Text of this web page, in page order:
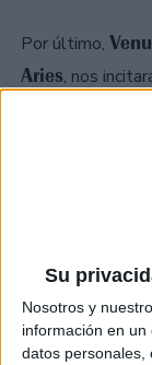
Su
Nosotros y
información en
datos personales,
Por último,
Aries, nos
vulnerables".
,
propósito de
Géminis,
tienen para
palabra es el